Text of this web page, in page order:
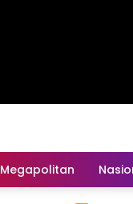
Megapolitan